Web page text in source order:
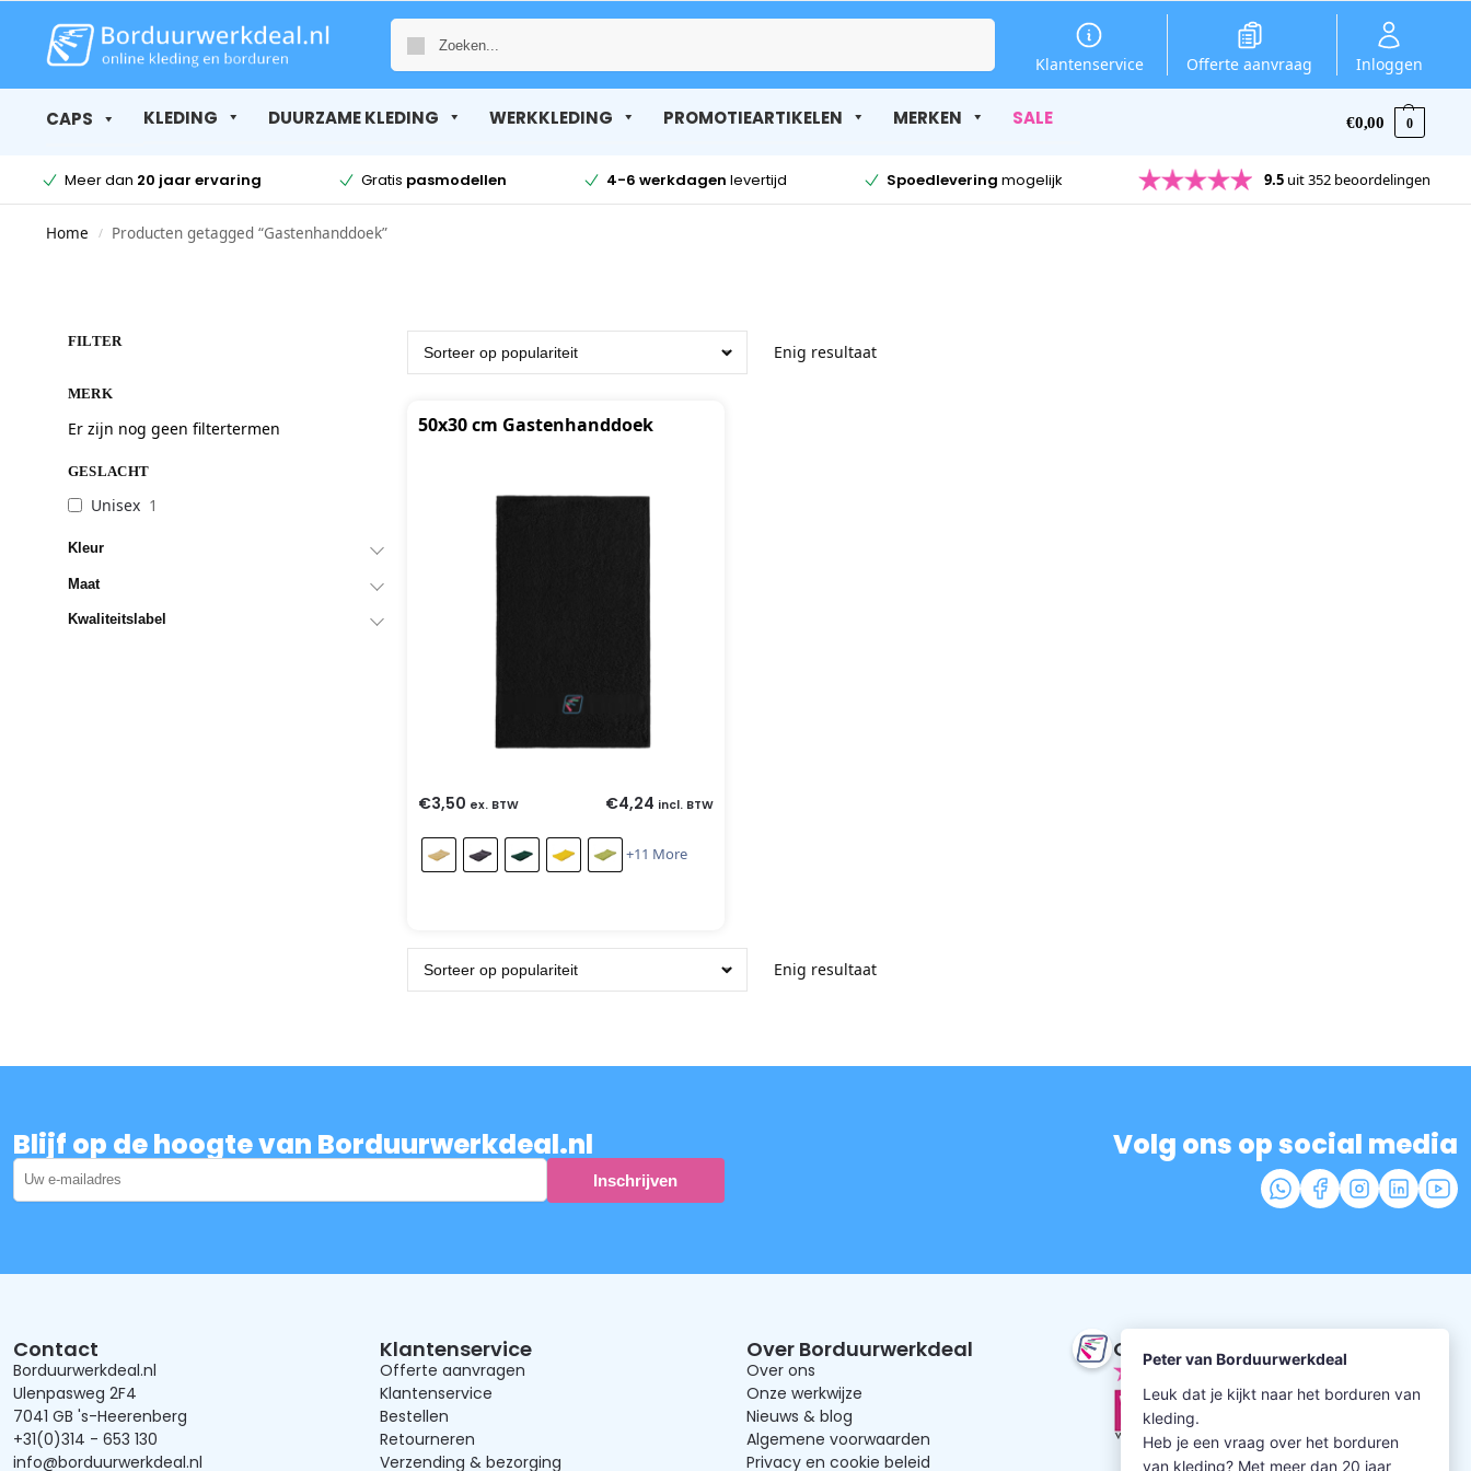
Klantenservice Offerte aanvraag Inloggen
CAPS KLEDING DUURZAME KLEDING WERKKLEDING PROMOTIEARTIKELEN MERKEN SALE €0,00 0
Meer dan 20 jaar ervaring Gratis pasmodellen 4-6 werkdagen levertijd Spoedlevering mogelijk 9.5 uit 352 beoordelingen
Home / Producten getagged “Gastenhanddoek”
FILTER
MERK
Er zijn nog geen filtertermen
GESLACHT
Unisex 1
Kleur
Maat
Kwaliteitslabel
Enig resultaat
50x30 cm Gastenhanddoek
€3,50 ex. BTW €4,24 incl. BTW
+11 More
Enig resultaat
Blijf op de hoogte van Borduurwerkdeal.nl Volg ons op social media
Contact
Borduurwerkdeal.nl
Ulenpasweg 2F4
7041 GB 's-Heerenberg
+31(0)314 - 653 130
info@borduurwerkdeal.nl
Klantenservice
Offerte aanvragen
Klantenservice
Bestellen
Retourneren
Verzending & bezorging
Over Borduurwerkdeal
Over ons
Onze werkwijze
Nieuws & blog
Algemene voorwaarden
Privacy en cookie beleid
Onze beoordeling
9.5uit 352 beoordelingen